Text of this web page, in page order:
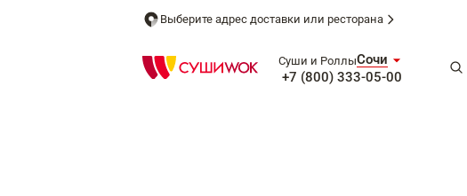
Выберите адрес доставки или ресторана
Суши и РоллыСочи
+7 (800) 333-05-00